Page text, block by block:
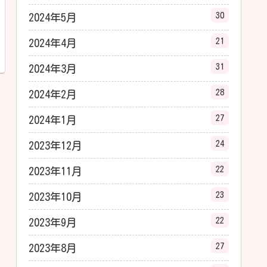
2024年5月 30
2024年4月 21
2024年3月 31
2024年2月 28
2024年1月 27
2023年12月 24
2023年11月 22
2023年10月 23
2023年9月 22
2023年8月 27